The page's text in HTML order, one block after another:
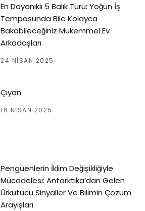
En Dayanıklı 5 Balık Türü: Yoğun İş
Temposunda Bile Kolayca
Bakabileceğiniz Mükemmel Ev
Arkadaşları
24 NISAN 2025
Çıyan
16 NISAN 2025
Penguenlerin İklim Değişikliğiyle
Mücadelesi: Antarktika’dan Gelen
Ürkütücü Sinyaller Ve Bilimin Çözüm
Arayışları